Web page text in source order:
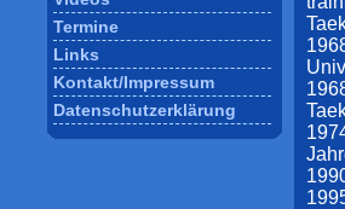
Termine
Links
Kontakt/Impressum
Datenschutzerklärung